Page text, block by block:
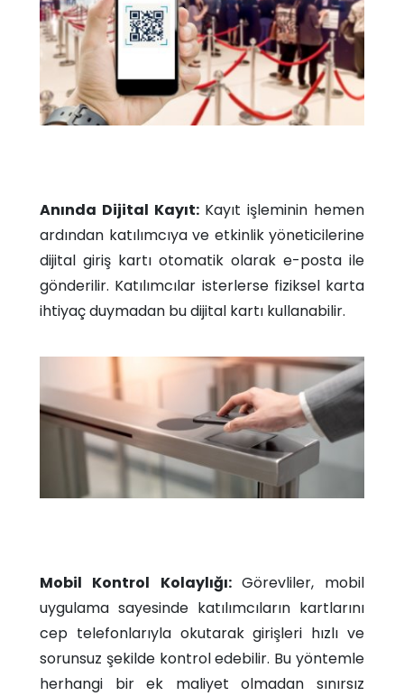
Anında Dijital Kayıt:Kayıt işleminin hemen
ardından katılımcıya ve etkinlik yöneticilerine
dijital giriş kartı otomatik olarak e-posta ile
gönderilir. Katılımcılar isterlerse fiziksel karta
ihtiyaç duymadan bu dijital kartı kullanabilir.​
Mobil Kontrol Kolaylığı: Görevliler, mobil
uygulama sayesinde katılımcıların kartlarını
cep telefonlarıyla okutarak girişleri hızlı ve
sorunsuz şekilde kontrol edebilir. Bu yöntemle
herhangi bir ek maliyet olmadan sınırsız